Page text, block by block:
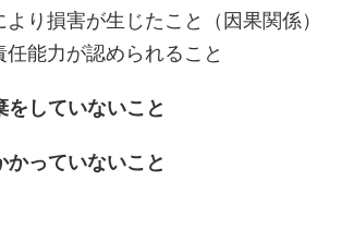
より損害が生じたこと（因果関係）
任能力が認められること
していないこと
っていないこと